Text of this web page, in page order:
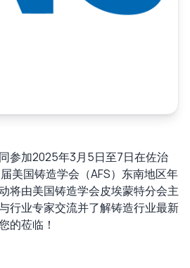
参加2025年3月5日至7日在佐治
美国铸造学会（AFS）东南地区年
将由美国铸造学会皮埃蒙特分会主
行业专家交流并了解铸造行业最新
的莅临！